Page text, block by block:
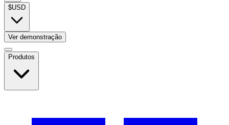
$USD
Ver demonstração
Produtos